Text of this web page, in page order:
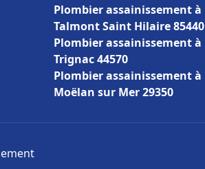
Plombier assainissement à
Talmont Saint Hilaire 85440
Plombier assainissement à
Trignac 44570
Plombier assainissement à
Moëlan sur Mer 29350